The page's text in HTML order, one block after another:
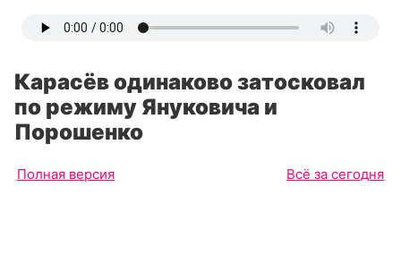
Карасёв одинаково затосковал
по режиму Януковича и
Порошенко
Полная версия Всё за сегодня